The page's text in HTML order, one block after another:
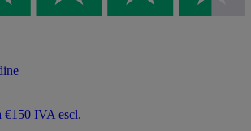
€150 IVA escl.